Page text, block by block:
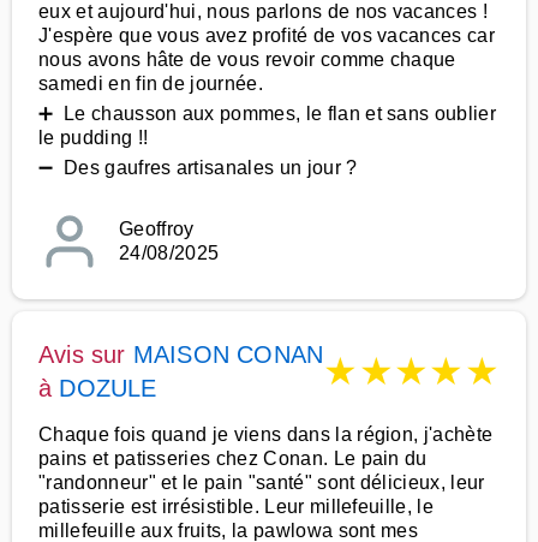
eux et aujourd'hui, nous parlons de nos vacances !
J'espère que vous avez profité de vos vacances car
nous avons hâte de vous revoir comme chaque
samedi en fin de journée.
➕ Le chausson aux pommes, le flan et sans oublier
le pudding !!
➖ Des gaufres artisanales un jour ?
Geoffroy
24/08/2025
Avis sur MAISON CONAN
à DOZULE ★★★★★
Chaque fois quand je viens dans la région, j'achète
pains et patisseries chez Conan. Le pain du
"randonneur" et le pain "santé" sont délicieux, leur
patisserie est irrésistible. Leur millefeuille, le
millefeuille aux fruits, la pawlowa sont mes